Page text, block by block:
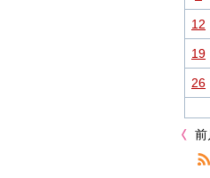
12
19
26
前